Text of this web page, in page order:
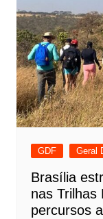
GDF Geral
Brasília
nas Trilhas
percursos